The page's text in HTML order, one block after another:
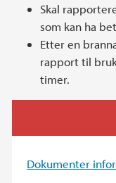
Skal
som kan ha
Etter en
rapport til
timer.
Dokumenter